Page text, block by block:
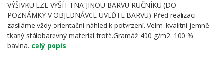
VÝŠIVKU LZE VYŠÍT I NA JINOU BARVU RUČNÍKU (DO
POZNÁMKY V OBJEDNÁVCE UVEĎTE BARVU) Před realizací
zasíláme vždy orientační náhled k potvrzení. Velmi kvalitní jemně
tkaný stálobarevný materiál froté.Gramáž 400 g/m2. 100 %
bavlna. celý popis